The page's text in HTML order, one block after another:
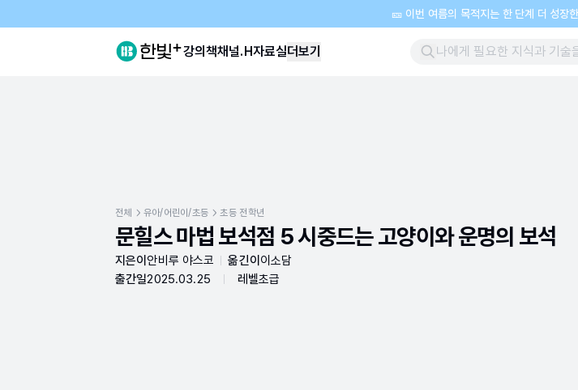
🎫 이번 여름의 목적지는 한 단계 더 성
강의책채널.H자료실더보기
전체 유아/어린이/초등 초등 전학년
문힐스 마법 보석점 5 시중드는 고양이와 운명의 보석
지은이 안비루 야스코 옮긴이 이소담
출간일2025.03.25 레벨초급